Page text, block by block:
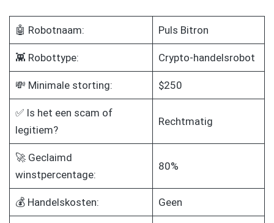
🤖 Robotnaam: Puls Bitron
👾 Robottype: Crypto-handelsrobot
💸 Minimale storting: $250
✅ Is het een scam of
legitiem?
Rechtmatig
🚀 Geclaimd
winstpercentage:
80%
💰 Handelskosten: Geen